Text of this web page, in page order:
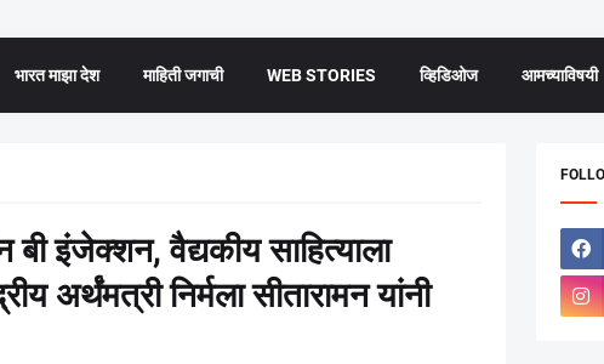
भारत माझा देश माहिती जगाची WEB STORIES व्हिडिओज आमच्याविषयी
इंजेक्शन, वैद्यकीय साहित्याला
निर्मला सीतारामन यांनी